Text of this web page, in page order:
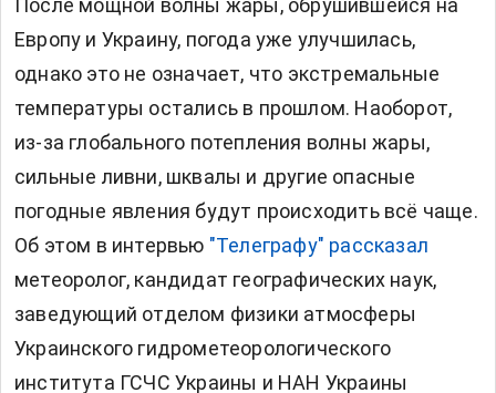
После мощной волны жары, обрушившейся на
Европу и Украину, погода уже улучшилась,
однако это не означает, что экстремальные
температуры остались в прошлом. Наоборот,
из-за глобального потепления волны жары,
сильные ливни, шквалы и другие опасные
погодные явления будут происходить всё чаще.
Об этом в интервью "Телеграфу" рассказал
метеоролог, кандидат географических наук,
заведующий отделом физики атмосферы
Украинского гидрометеорологического
института ГСЧС Украины и НАН Украины